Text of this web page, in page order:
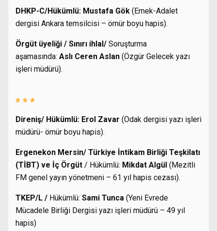
DHKP-C/Hükümlü: Mustafa Gök (Emek-Adalet
dergisi Ankara temsilcisi – ömür boyu hapis).
Örgüt üyeliği / Sınırı ihlal/ Soruşturma
aşamasında: Aslı Ceren Aslan (Özgür Gelecek yazı
işleri müdürü).
* * *
Direniş/ Hükümlü: Erol Zavar (Odak dergisi yazı işleri
müdürü- ömür boyu hapis).
Ergenekon Mersin/ Türkiye İntikam Birliği Teşkilatı
(TİBT) ve İç Örgüt / Hükümlü: Mikdat Algül (Mezitli
FM genel yayın yönetmeni – 61 yıl hapis cezası).
TKEP/L / Hükümlü: Sami Tunca (Yeni Evrede
Mücadele Birliği Dergisi yazı işleri müdürü – 49 yıl
hapis)